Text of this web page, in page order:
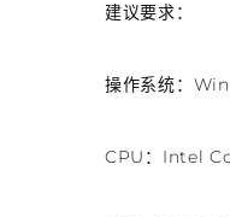
建议要求：
操作系统：
CPU：Intel